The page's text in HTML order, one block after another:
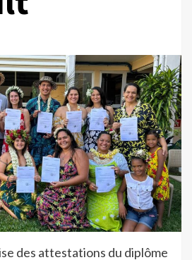
des attestations du diplôme